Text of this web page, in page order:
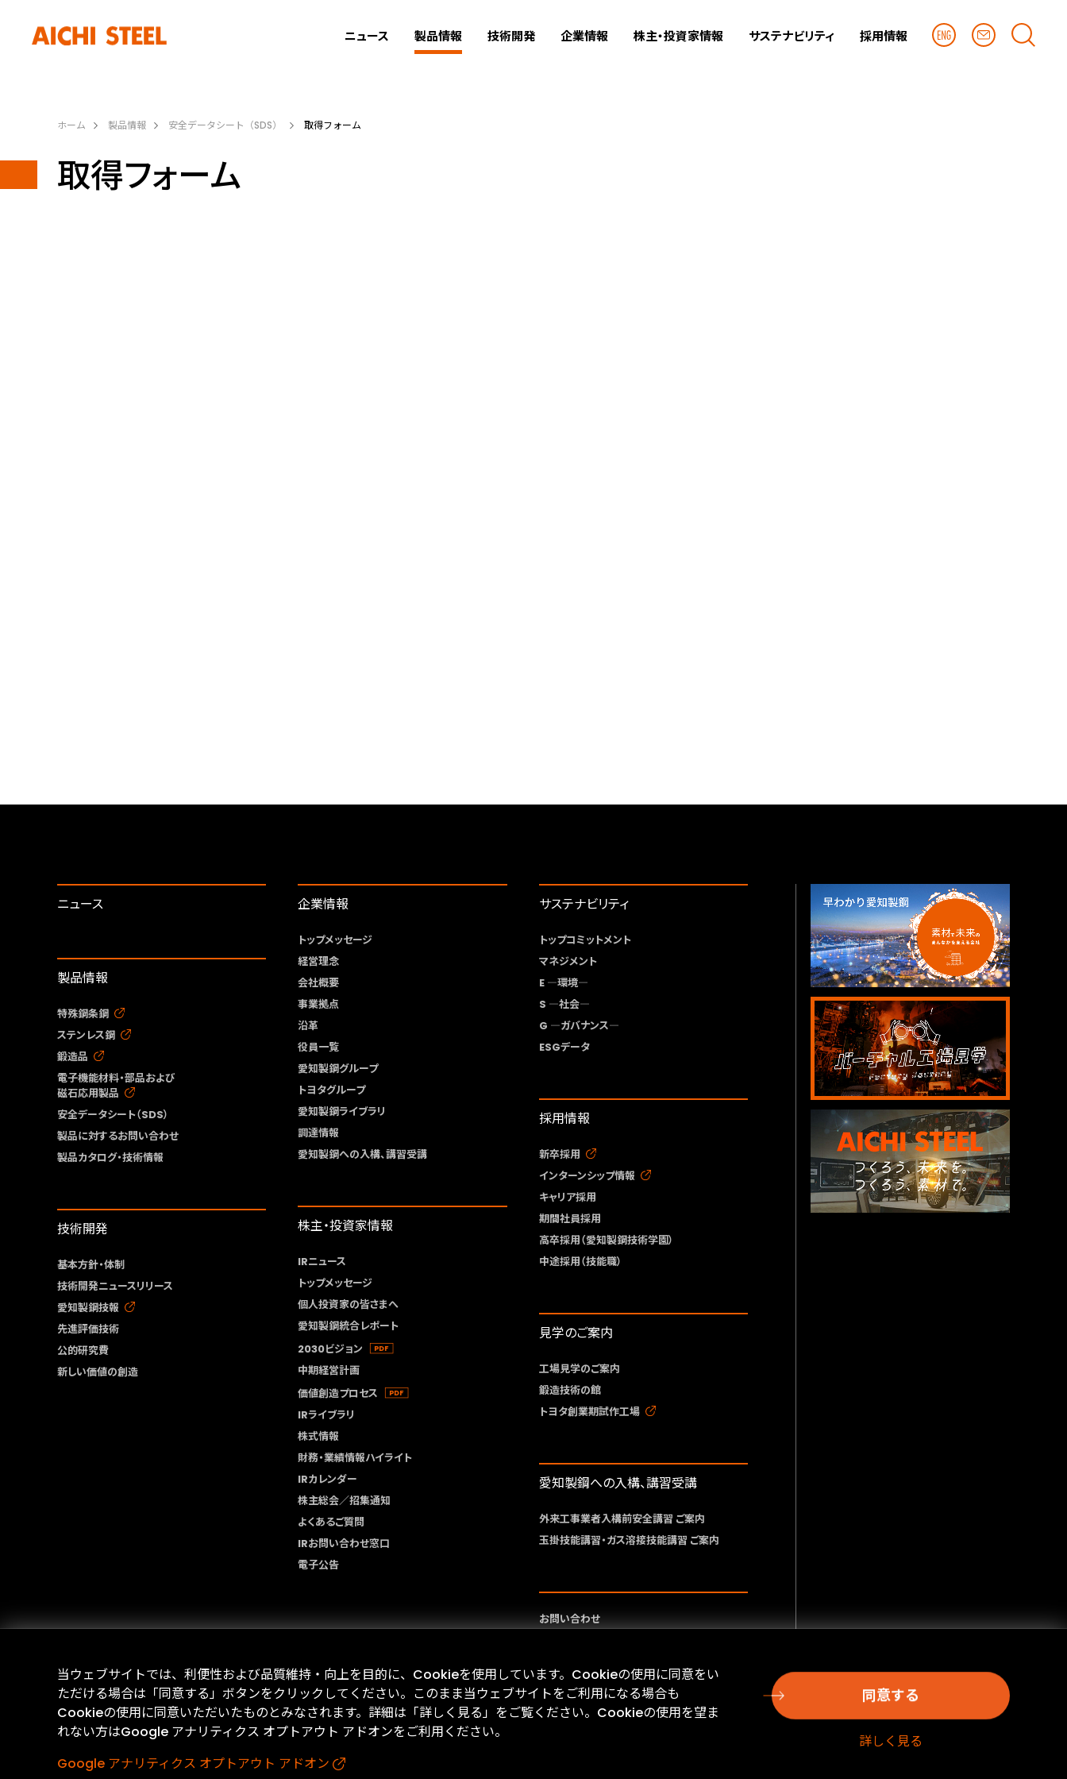
ニュース 製品情報 技術開発 企業情報 株主・投資家情報 サステナビリティ 採用情報
ホーム 製品情報 安全データシート（SDS） 取得フォーム
取得フォーム
ニュース
製品情報
特殊鋼条鋼
ステンレス鋼
鍛造品
電子機能材料・部品および
磁石応用製品
安全データシート（SDS）
製品に対するお問い合わせ
製品カタログ・技術情報
技術開発
基本方針・体制
技術開発ニュースリリース
愛知製鋼技報
先進評価技術
公的研究費
新しい価値の創造
企業情報
トップメッセージ
経営理念
会社概要
事業拠点
沿革
役員一覧
愛知製鋼グループ
トヨタグループ
愛知製鋼ライブラリ
調達情報
愛知製鋼への入構、講習受講
株主・投資家情報
IRニュース
トップメッセージ
個人投資家の皆さまへ
愛知製鋼統合レポート
2030ビジョン
中期経営計画
価値創造プロセス
IRライブラリ
株式情報
財務・業績情報ハイライト
IRカレンダー
株主総会／招集通知
よくあるご質問
IRお問い合わせ窓口
電子公告
サステナビリティ
トップコミットメント
マネジメント
E ―環境―
S ―社会―
G ―ガバナンス―
ESGデータ
採用情報
新卒採用
インターンシップ情報
キャリア採用
期間社員採用
高卒採用（愛知製鋼技術学園）
中途採用（技能職）
見学のご案内
工場見学のご案内
鍛造技術の館
トヨタ創業期試作工場
愛知製鋼への入構、講習受講
外来工事業者入構前安全講習 ご案内
玉掛技能講習・ガス溶接技能講習 ご案内
お問い合わせ
プライバシーポリシー
当ウェブサイトでは、利便性および品質維持・向上を目的に、Cookieを使用しています。Cookieの使用に同意をい
ただける場合は「同意する」ボタンをクリックしてください。このまま当ウェブサイトをご利用になる場合も
Cookieの使用に同意いただいたものとみなされます。詳細は「詳しく見る」をご覧ください。Cookieの使用を望ま
れない方はGoogle アナリティクス オプトアウト アドオンをご利用ください。
Google アナリティクス オプトアウト アドオン
同意する
詳しく見る